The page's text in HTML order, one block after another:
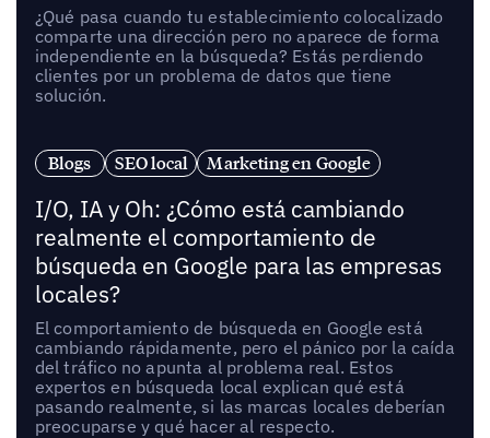
¿Qué pasa cuando tu establecimiento colocalizado
comparte una dirección pero no aparece de forma
independiente en la búsqueda? Estás perdiendo
clientes por un problema de datos que tiene
solución.
Blogs SEO local Marketing en Google
I/O, IA y Oh: ¿Cómo está cambiando
realmente el comportamiento de
búsqueda en Google para las empresas
locales?
El comportamiento de búsqueda en Google está
cambiando rápidamente, pero el pánico por la caída
del tráfico no apunta al problema real. Estos
expertos en búsqueda local explican qué está
pasando realmente, si las marcas locales deberían
preocuparse y qué hacer al respecto.